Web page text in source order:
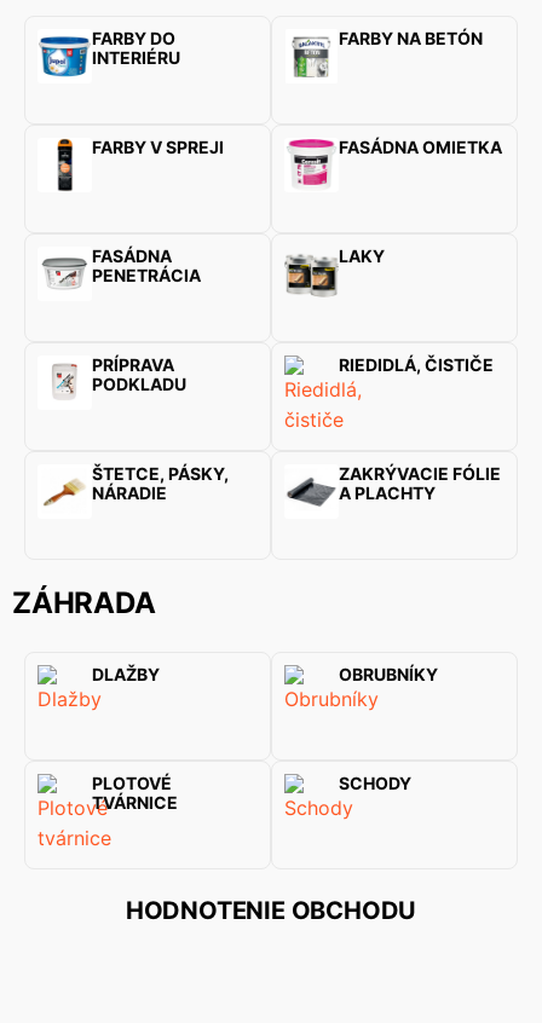
FARBY DO
INTERIÉRU
FARBY NA BETÓN
FARBY V SPREJI FASÁDNA OMIETKA
FASÁDNA
PENETRÁCIA
LAKY
PRÍPRAVA
PODKLADU
RIEDIDLÁ, ČISTIČE
ŠTETCE, PÁSKY,
NÁRADIE
ZAKRÝVACIE FÓLIE
A PLACHTY
ZÁHRADA
DLAŽBY OBRUBNÍKY
PLOTOVÉ
TVÁRNICE
SCHODY
HODNOTENIE OBCHODU